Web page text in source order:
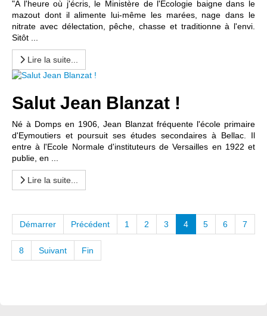
"A l'heure où j'écris, le Ministère de l'Ecologie baigne dans le
mazout dont il alimente lui-même les marées, nage dans le
nitrate avec délectation, pêche, chasse et traditionne à l'envi.
Sitôt ...
Lire la suite...
Salut Jean Blanzat !
Né à Domps en 1906, Jean Blanzat fréquente l'école primaire
d'Eymoutiers et poursuit ses études secondaires à Bellac. Il
entre à l'Ecole Normale d'instituteurs de Versailles en 1922 et
publie, en ...
Lire la suite...
Démarrer Précédent 1 2 3 4 5 6 7
8 Suivant Fin